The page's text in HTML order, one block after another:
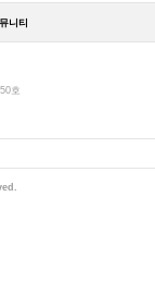
니티
호